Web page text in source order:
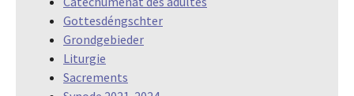
Gottesdéngschter
Grondgebieder
Liturgie
Sacrements